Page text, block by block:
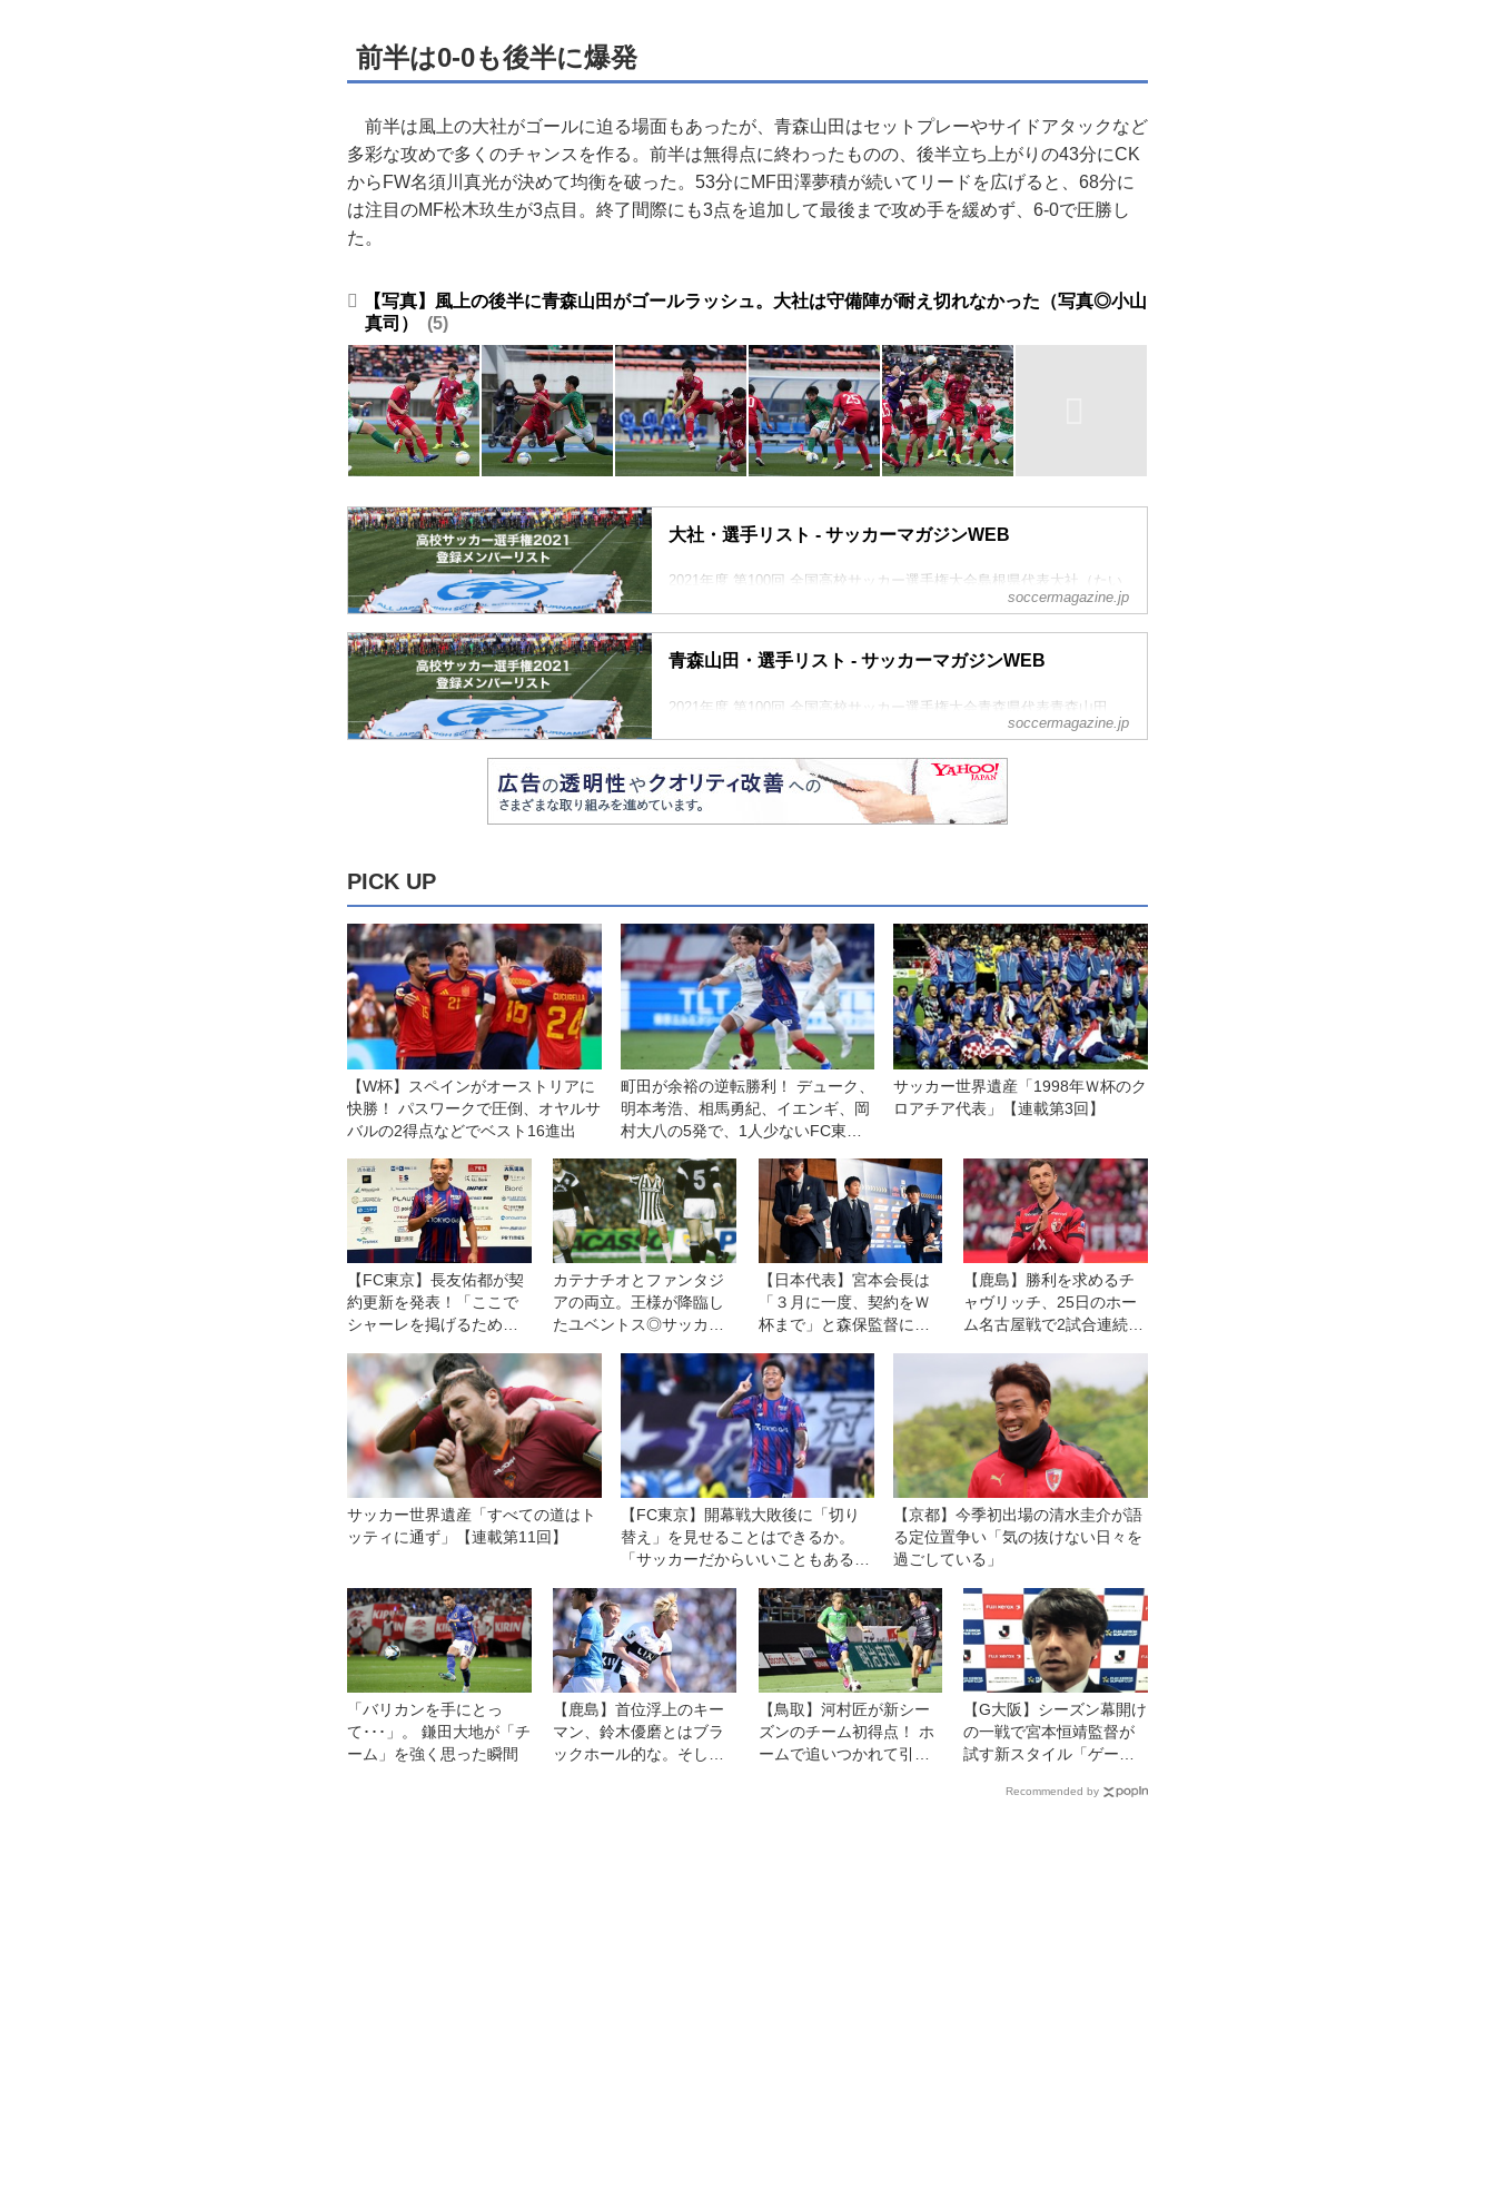
前半は0-0も後半に爆発
前半は風上の大社がゴールに迫る場面もあったが、青森山田はセットプレーやサイドアタックなど
多彩な攻めで多くのチャンスを作る。前半は無得点に終わったものの、後半立ち上がりの43分にCK
からFW名須川真光が決めて均衡を破った。53分にMF田澤夢積が続いてリードを広げると、68分に
は注目のMF松木玖生が3点目。終了間際にも3点を追加して最後まで攻め手を緩めず、6-0で圧勝し
た。
【写真】風上の後半に青森山田がゴールラッシュ。大社は守備陣が耐え切れなかった（写真◎小山
真司）
5
大社・選手リスト - サッカーマガジンWEB
2021年度 第100回 全国高校サッカー選手権大会島根県代表大社（たい
soccermagazine.jp
青森山田・選手リスト - サッカーマガジンWEB
2021年度 第100回 全国高校サッカー選手権大会青森県代表青森山田
soccermagazine.jp
PICK UP
【W杯】スペインがオーストリアに
快勝！ パスワークで圧倒、オヤルサ
バルの2得点などでベスト16進出
町田が余裕の逆転勝利！ デューク、
明本考浩、相馬勇紀、イエンギ、岡
村大八の5発で、1人少ないFC東京
サッカー世界遺産「1998年Ｗ杯のク
ロアチア代表」【連載第3回】
【FC東京】長友佑都が契
約更新を発表！「ここで
シャーレを掲げるため
たい」
カテナチオとファンタジ
アの両立。王様が降臨し
たユベントス◎サッカー
【日本代表】宮本会長は
「３月に一度、契約をＷ
杯まで」と森保監督に説
ップ優勝を目指すために
「続投」を依頼。来年３
月からは大岩剛体制が発
足！
【鹿島】勝利を求めるチ
ャヴリッチ、25日のホー
ム名古屋戦で2試合連続ゴ
得点を狙っています」
サッカー世界遺産「すべての道はト
ッティに通ず」【連載第11回】
【FC東京】開幕戦大敗後に「切り
替え」を見せることはできるか。
「サッカーだからいいこともある」
【京都】今季初出場の清水圭介が語
る定位置争い「気の抜けない日々を
過ごしている」
「バリカンを手にとっ
て･･･」。 鎌田大地が「チ
ーム」を強く思った瞬間
【鹿島】首位浮上のキー
マン、鈴木優磨とはブラ
ックホール的な。そして
【鳥取】河村匠が新シー
ズンのチーム初得点！ ホ
ームで追いつかれて引き
【G大阪】シーズン幕開け
の一戦で宮本恒靖監督が
試す新スタイル「ゲーム
Recommended by